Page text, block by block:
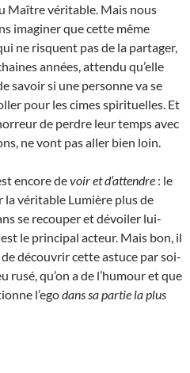
Maître véritable. Mais nous
imaginer que cette même
ne risquent pas de la partager,
années, attendu qu’elle
savoir si une personne va se
pour les cimes spirituelles. Et
de perdre leur temps avec
ne vont pas aller bien loin.
encore devoir et d’attendre : le
la véritable Lumière plus de
se recouper et dévoiler lui-
le principal acteur. Mais bon, il
découvrir cette astuce par soi-
rusé, qu’on a de l’humour et que
l’egodans sa partie la plus